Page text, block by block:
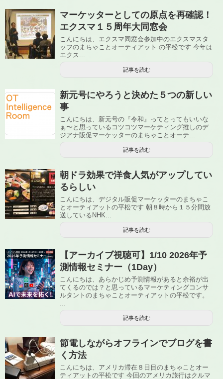
マーケッターとしての原点を再確認！
エクスマ１５周年大同窓会
こんにちは、エクスマ同窓会参加中のエクスマスタ
ッフのまちゃことオーティアット の平松です 今年は
エクス...
記事を読む
新元号にやろうと決めた５つの新しい
事
こんにちは、新元号の『令和』ってとってもいいな
ぁ〜と思っているコツコツマーケティング推しのデ
ジアナ販促マーケッターのまちゃことオーテ...
記事を読む
朝ドラ効果で洋食人気がアップしてい
るらしい
こんにちは、デジタル販促マーケッターのまちゃこ
とオーティアットの平松です 朝８時から１５分間放
送しているNHK...
記事を読む
【アーカイブ視聴可】1/10 2026年予
測情報セミナー（1Day）
こんにちは、あらかじめ予測情報があると余裕が出
てくるのでは？と思っているマーケティングコンサ
ルタントのまちゃことオーティアットの平松です。
記事を読む
節電しながらオフラインでブログを書
く方法
こんにちは、アメリカ滞在８日目のまちゃことオー
ティアットの平松です 今回のアメリカ旅行はクルマ